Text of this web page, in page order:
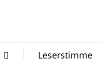
Leserstimme